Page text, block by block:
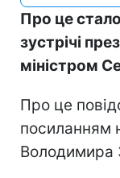
Про це
зустрічі
міністром
Про це
посиланням
Володимира